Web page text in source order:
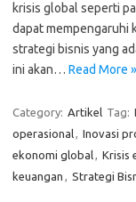
krisis global seperti
dapat mempengaruhi
strategi bisnis yang
ini akan… Read More »
Category: Artikel Tag:
operasional, Inovasi
ekonomi global, Krisis
keuangan , Strategi